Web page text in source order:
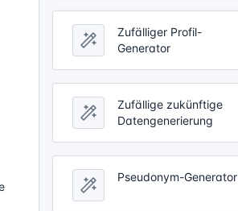
Zufälliger Profil-
Generator
Zufällige zukünftige
Datengenerierung
Pseudonym-Generator